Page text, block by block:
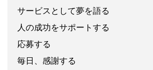
サービスとして夢を語る
人の成功をサポートする
応募する
毎日、感謝する